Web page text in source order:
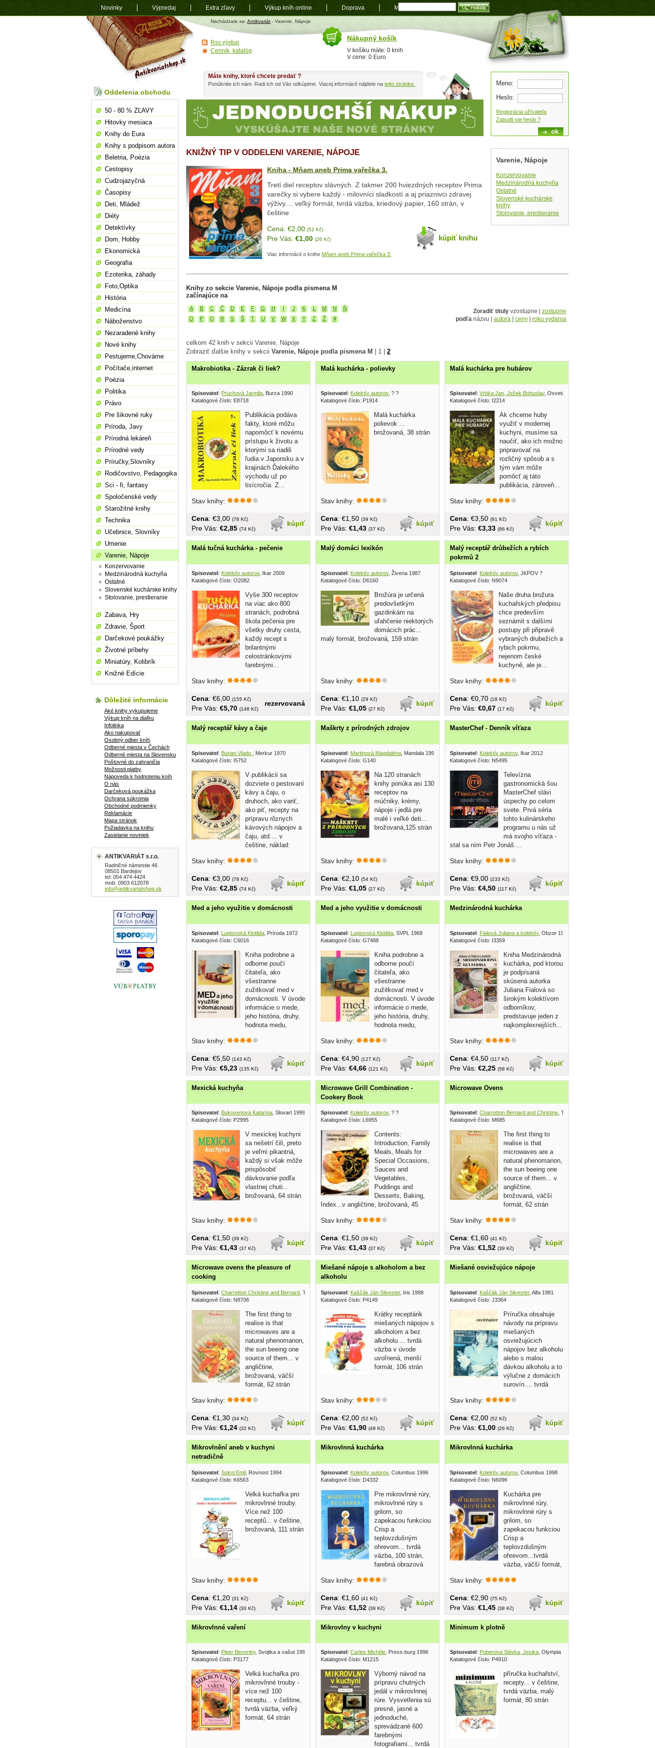
Antikvariát
shop.sk
Nachádzate sa: Antikvariát - Varenie, Nápoje
KNIŽNÝ TIP V ODDELENI VARENIE, NÁPOJE
Kniha - Mňam aneb Prima vařečka 3.
Tretí diel receptov slávných. Z takmer 200 hviezdných receptov Prima
varečky si vybere každý - milovníci sladkostí a aj priaznivci zdravej
výživy.... veľký formát, tvrdá väzba, kriedový papier, 160 strán, v
češtine
kúpiť knihu
Cena: €2,00 (52 Kč)
Pre Vás: €1,00 (26 Kč)
Viac informácií o knihe Mňam aneb Prima vařečka 3.
Varenie, Nápoje
Konzervovanie
Medzinárodná kuchyňa
Ostatné
Slovenské kuchárske
knihy
Stolovanie, prestieranie
Knihy zo sekcie Varenie, Nápoje podla pismena M
začínajúce na
A B C Č D E F G H I J K L M N
Ň
O
P Q R S Š T U V W X Y Z Ž #
Zoradiť tituly vzostupne | zostupne
podľa názvu | autora | ceny | roku vydania
celkom 42 knih v sekcii Varenie, Nápoje
Zobraziť ďalšie knihy v sekcii Varenie, Nápoje podla pismena M 1 2
Makrobiotika - Zázrak či liek?
Spisovatel : Pruchová Jarmila, Burza 1990
Katalogové číslo: E8718
Publikácia podáva
fakty, ktoré môžu
napomôcť k novému
prístupu k životu a
ktorými sa riadili
ľudia v Japonsku a v
krajinách Ďalekého
východu už po
tisícročia. Z...
Stav knihy:
kúpiť
Cena: €3,00 (78 Kč)
Pre Vás: €2,85 (74 Kč)
Malá kuchárka - polievky
Spisovatel : Kolektív autorov, ? ?
Katalogové číslo: P1914
Malá kuchárka
polievok ...
brožovaná, 38 strán
Stav knihy:
kúpiť
Cena: €1,50 (39 Kč)
Pre Vás: €1,43 (37 Kč)
Malá kuchárka pre hubárov
Spisovatel : Vrbka Jan, Ježek Bohuslav, Osveta 1982
Katalogové číslo: I2214
Ak chceme huby
využiť v modernej
kuchyni, musíme sa
naučiť, ako ich možno
pripravovať na
rozličný spôsob a s
tým vám môže
pomôcť aj táto
publikácia, zároveň...
Stav knihy:
kúpiť
Cena: €3,50 (91 Kč)
Pre Vás: €3,33 (86 Kč)
Malá tučná kuchárka - pečenie
Spisovatel: Kolektív autorov, Ikar 2009
Katalogové číslo: O2082
Vyše 300 receptov
na viac ako 800
stranách, podrobná
škola pečenia pre
všetky druhy cesta,
každý recept s
brilantnými
celostránkovými
farebnými...
Stav knihy:
rezervovaná
Cena: €6,00 (155 Kč)
Pre Vás: €5,70 (148 Kč)
Malý domáci lexikón
Spisovatel: Kolektív autorov, Živena 1987
Katalogové číslo: D6160
Brožúra je určená
predovšetkým
gazdinkám na
uľahčenie niektorých
domácich prác...
malý formát, brožovaná, 159 strán
Stav knihy:
kúpiť
Cena: €1,10 (29 Kč)
Pre Vás: €1,05 (27 Kč)
Malý receptář drůbežích a rybích
pokrmů 2
Spisovatel: Kolektív autorov, JKPOV ?
Katalogové číslo: N9074
Naše druha brožura
kuchařských předpisu
chce predevším
seznámit s dalšími
postupy při připravě
vybraných drubežích a
rybich pokrmu,
nejenom české
kuchyně, ale je...
Stav knihy:
kúpiť
Cena: €0,70 (18 Kč)
Pre Vás: €0,67 (17 Kč)
Malý receptář kávy a čaje
Spisovatel: Burian Vlado
, Merkur 1970
Katalogové číslo: I5752
V publikácii sa
dozviete o pestovaní
kávy a čaju, o
druhoch, ako variť,
ako piť, recepty na
prípravu rôznych
kávových nápojov a
čaju, atd.... v
češtine, náklad:
Stav knihy:
kúpiť
Cena: €3,00 (78 Kč)
Pre Vás: €2,85 (74 Kč)
Maškrty z prírodných zdrojov
Spisovatel: Martinová Magdaléna , Mandala 1990
Katalogové číslo: G140
Na 120 stranách
knihy ponúka asi 130
receptov na
múčniky, krémy,
nápoje i jedlá pre
malé i veľké deti...
brožovaná,125 strán
Stav knihy:
kúpiť
Cena: €2,10 (54 Kč)
Pre Vás: €1,05 (27 Kč)
MasterChef - Denník víťaza
Spisovatel: Kolektív autorov, Ikar 2012
Katalogové číslo: N5495
Televízna
gastronomická šou
MasterChef slávi
úspechy po celom
svete. Prvá séria
tohto kulinárskeho
programu u nás už
má svojho víťaza -
stal sa ním Petr Jonáš....
Stav knihy:
kúpiť
Cena: €9,00 (233 Kč)
Pre Vás: €4,50 (117 Kč)
Med a jeho využitie v domácnosti
Spisovatel: Luptovská Klotilda , Príroda 1972
Katalogové číslo: C6016
Kniha podrobne a
odborne poučí
čitateľa, ako
všestranne
zužitkovať med v
domácnosti. V úvode
informácie o mede,
jeho história, druhy,
hodnota medu,
Stav knihy:
kúpiť
Cena: €5,50 (143 Kč)
Pre Vás: €5,23 (135 Kč)
Med a jeho využitie v domácnosti
Spisovatel: Luptovská Klotilda , SVPL 1968
Katalogové číslo: G7488
Kniha podrobne a
odborne poučí
čitateľa, ako
všestranne
zužitkovať med v
domácnosti. V úvode
informácie o mede,
jeho história, druhy,
hodnota medu,
Stav knihy:
kúpiť
Cena: €4,90 (127 Kč)
Pre Vás: €4,66 (121 Kč)
Medzinárodná kuchárka
Spisovatel: Fialová Juliana a kolektív, Obzor 1987
Katalogové číslo: I3359
Kniha Medzinárodná
kuchárka, pod ktorou
je podpísaná
skúsená autorka
Juliana Fialová so
širokým kolektívom
odborníkov,
predstavuje jeden z
najkomplexnejších...
Stav knihy:
kúpiť
Cena: €4,50 (117 Kč)
Pre Vás: €2,25 (58 Kč)
Mexická kuchyňa
Spisovatel : Bukovenová Katarína , Slovart 1999
Katalogové číslo: P2995
V mexickej kuchyni
sa nešetrí čili, preto
je veľmi pikantná,
každý si však môže
prispôsobiť
dávkovanie podľa
vlastnej chuti...
brožovaná, 64 strán
Stav knihy:
kúpiť
Cena: €1,50 (39 Kč)
Pre Vás: €1,43 (37 Kč)
Microwave Grill Combination -
Cookery Book
Spisovatel : Kolektív autorov, ? ?
Katalogové číslo: L6955
Contents:
Introduction, Family
Meals, Meals for
Special Occasions,
Sauces and
Vegetables,
Puddings and
Desserts, Baking,
Index...v angličtine, brožovaná, 45
Stav knihy:
kúpiť
Cena: €1,50 (39 Kč)
Pre Vás: €1,43 (37 Kč)
Microwave Ovens
Spisovatel : Charretton Bernard and Christine , Telecuisine 1988
Katalogové číslo: M685
The first thing to
realise is that
microwaves are a
natural phenomanon,
the sun beeing one
source of them... v
angličtine,
brožovaná, väčší
formát, 62 strán
Stav knihy:
kúpiť
Cena: €1,60 (41 Kč)
Pre Vás: €1,52 (39 Kč)
Microwave ovens the pleasure of
cooking
Spisovatel: Charretton Christine and Bernard , Telecuisine 1990
Katalogové číslo: N8706
The first thing to
realise is that
microwaves are a
natural phenomanon,
the sun beeing one
source of them... v
angličtine,
brožovaná, väčší
formát, 62 strán
Stav knihy:
kúpiť
Cena: €1,30 (34 Kč)
Pre Vás: €1,24 (32 Kč)
Miešané nápoje s alkoholom a bez
alkoholu
Spisovatel: Kaščák Ján Silvester, Iris 1998
Katalogové číslo: P4149
Krátky receptárik
miešaných nápojov s
alkoholom a bez
alkoholu.... tvrdá
väzba v úvode
uvoľnená, menší
formát, 106 strán
Stav knihy:
kúpiť
Cena: €2,00 (52 Kč)
Pre Vás: €1,90 (49 Kč)
Miešané osviežujúce nápoje
Spisovatel: Kaščák Ján Silvester, Alfa 1981
Katalogové číslo: J3364
Príručka obsahuje
návody na prípravu
miešaných
osviežujúcich
nápojov bez alkoholu
alebo s malou
dávkou alkoholu a to
výlučne z domácich
surovín.... tvrdá
Stav knihy:
kúpiť
Cena: €2,00 (52 Kč)
Pre Vás: €1,00 (26 Kč)
Mikrovlnění aneb v kuchyni
netradičně
Spisovatel: Sokol Emil , Rovnost 1994
Katalogové číslo: K6563
Velká kuchařka pro
mikrovlnné trouby.
Více než 100
receptů... v češtine,
brožovaná, 111 strán
Stav knihy:
kúpiť
Cena: €1,20 (31 Kč)
Pre Vás: €1,14 (30 Kč)
Mikrovlnná kuchárka
Spisovatel: Kolektív autorov, Columbus 1996
Katalogové číslo: D4332
Pre mikrovlnné rúry,
mikrovlnné rúry s
grilom, so
zapekacou funkciou
Crisp a
teplovzdušným
ohrevom... tvrdá
väzba, 100 strán,
farebná obrazová
Stav knihy:
kúpiť
Cena: €1,60 (41 Kč)
Pre Vás: €1,52 (39 Kč)
Mikrovlnná kuchárka
Spisovatel: Kolektív autorov, Columbus 1998
Katalogové číslo: N6096
Kuchárka pre
mikrovlnné rúry,
mikrovlnné rúry s
grilom, so
zapekacou funkciou
Crisp a
teplovzdušným
ohrevom...tvrdá
väzba, väčší formát,
Stav knihy:
kúpiť
Cena: €2,90 (75 Kč)
Pre Vás: €1,45 (38 Kč)
Mikrovlnné vaření
Spisovatel : Piper Beverley, Svojtka a vašut 1995
Katalogové číslo: P3177
Velká kuchařka pro
mikrovlnné trouby -
více než 100
receptu... v češtine,
tvrdá väzba, veľký
formát, 64 strán
Mikrovlny v kuchyni
Spisovatel : Carles Michéle , Press-burg 1996
Katalogové číslo: M1215
Výborný návod na
prípravu chutných
jedál v mikrovlnnej
rúre. Vysvetlenia sú
presné, jasné a
jednoduché,
sprevádzané 600
farebnými
fotografiami... tvrdá
Minimum k plotně
Spisovatel : Poberova Slávka, Jesika , Olympia 1997
Katalogové číslo: P4910
příručka kuchařství,
recepty... v češtine,
tvrdá väzba, malý
formát, 80 strán
Máte knihy, ktoré chcete predať ?
Ponúknite ich nám. Radi ich od Vás odkúpime. Viacej informácií nájdete na tejto stránke.
Oddelenia obchodu
50 - 80 % ZĽAVY
Hitovky mesiaca
Knihy do Eura
Knihy s podpisom autora
Beletria, Poézia
Cestopisy
Cudzojazyčná
Časopisy
Deti, Mládež
Diéty
Detektívky
Dom, Hobby
Ekonomická
Geografia
Ezoterika, záhady
Foto,Optika
História
Medicína
Náboženstvo
Nezaradené knihy
Nové knihy
Pestujeme,Chováme
Počítače,internet
Poézia
Politika
Právo
Pre šikovné ruky
Príroda, Javy
Prírodná lekáreň
Prírodné vedy
Príručky,Slovníky
Rodičovstvo, Pedagogika
Sci - fi, fantasy
Spoločenské vedy
Starožitné knihy
Technika
Učebnice, Slovníky
Umenie
Varenie, Nápoje
Konzervovanie
Medzinárodná kuchyňa
Ostatné
Slovenské kuchárske knihy
Stolovanie, prestieranie
Zabava, Hry
Zdravie, Šport
Darčekové poukážky
Životné príbehy
Miniatúry, Kolibrík
Knižné Edície
Dôležité informácie
Aké knihy vykupujeme
Výkup kníh na diaľku
Infolinka
Ako nakupovať
Osobný odber kníh
Odberné miesta v Čechách
Odberné miesta na Slovensku
Poštovné do zahraničia
Možnosti platby
Nápoveda k hodnoteniu kníh
O nás
Darčeková poukážka
Ochrana súkromia
Obchodné podmienky
Reklamácie
Mapa stránok
Požiadavka na knihu
Zasielanie noviniek
ANTIKVARIÁT s.r.o.
Radničné námestie 46
08501 Bardejov
tel: 054 474 4424
mob: 0903 612078
info@antikvariatshop.sk
Meno:
Heslo:
Registrácia užívateľa
Zabudli ste heslo ?
Nákupný košík
V košíku máte: 0 knih
V cene: 0 Euro
Rss výstup
Cenník, katalóg
Novinky Výpredaj Extra zľavy Výkup kníh online Doprava Mapa